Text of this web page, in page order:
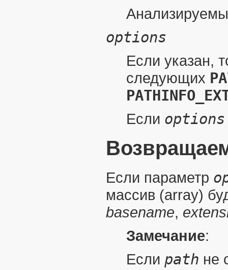
options
Если указан,
следующих
Если options
Если параметр
массив (array)
basename,
Замечание:
Если path не